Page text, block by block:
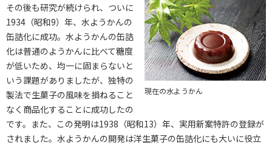
現在の水ようかん
その後も研究が続けられ、ついに
1934（昭和9）年、水ようかんの
缶詰化に成功。水ようかんの缶詰
化は普通のようかんに比べて糖度
が低いため、均一に固まらないと
いう課題がありましたが、独特の
製法で生菓子の風味を損ねること
なく商品化することに成功したの
です。また、この発明は1938（昭和13）年、実用新案特許の登録が
されました。水ようかんの開発は洋生菓子の缶詰化にも大いに役立